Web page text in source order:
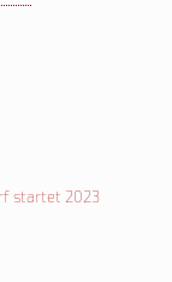
startet 2023